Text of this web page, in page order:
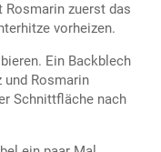
Rosmarin zuerst das
vorheizen.
Ein Backblech
und Rosmarin
Schnittfläche nach